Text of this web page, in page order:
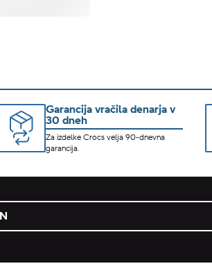
Garancija vračila denarja v
30 dneh
Za izdelke Crocs velja 90-dnevna
garancija.